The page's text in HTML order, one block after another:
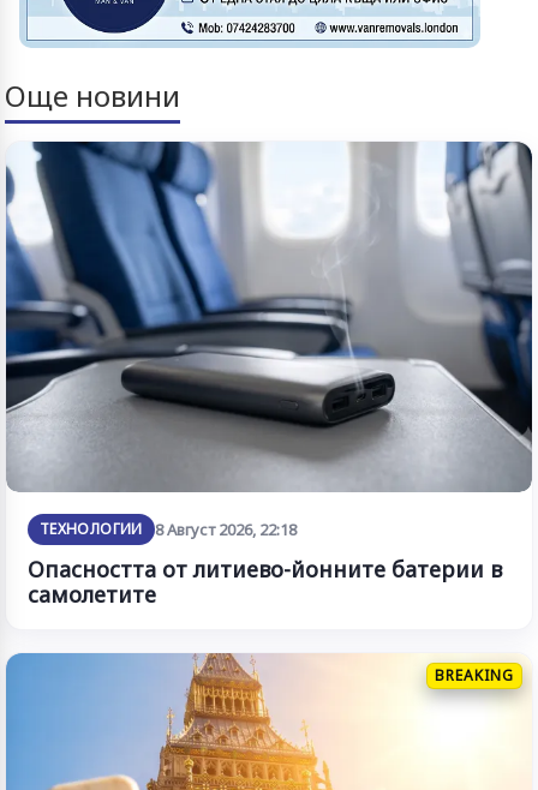
Още новини
ТЕХНОЛОГИИ 8 Август 2026, 22:18
Опасността от литиево-йонните батерии в
самолетите
BREAKING